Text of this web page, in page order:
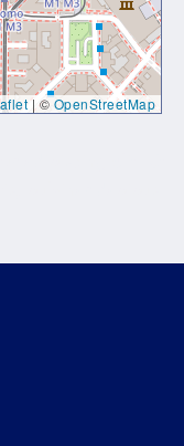
| ©OpenStreetMap